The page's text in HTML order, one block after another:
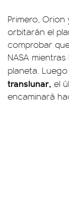
Primero,
orbitarán el
comprobar
NASA
planeta.
translunar, el
encaminará